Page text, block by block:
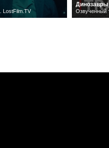
LostFilm.TV
Динозавры
Озвученный